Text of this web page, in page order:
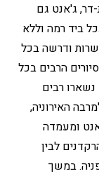
של בת-דר, ג'אנט גם
ביד רמה וללא
ודרשה בכל
הרבים בכל
רבים
האירוניה,
ומעמדה
לבין
במשך